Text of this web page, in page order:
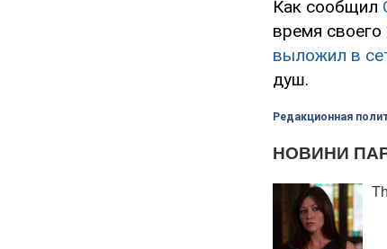
Как сообщил
время
выложил в
душ.
Редакционная